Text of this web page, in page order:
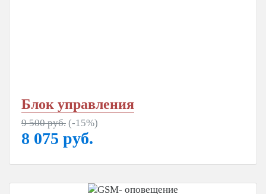
Блок управления
9 500 руб. (-15%)
8 075 руб.